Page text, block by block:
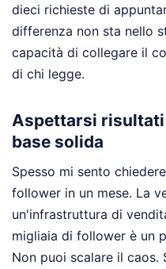
dieci richieste di
differenza non sta nello
capacità di collegare il
di chi legge.
Aspettarsi risultati
base solida
Spesso mi sento
follower in un mese. La
un'infrastruttura di
migliaia di follower è un
Non puoi scalare il caos.